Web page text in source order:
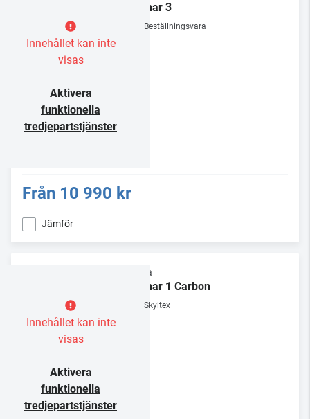
Innehållet kan inte
visas
Aktivera
funktionella
tredjepartstjänster
Planar 3
Beställningsvara
Från 10 990 kr
Jämför
Innehållet kan inte
visas
Aktivera
funktionella
tredjepartstjänster
Rega
Planar 1 Carbon
Skyltex